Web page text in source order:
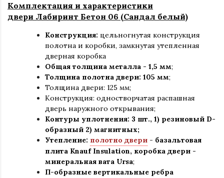
Комплектация и характеристики
двери Лабиринт Бетон 06 (Сандал белый)
Конструкция: цельногнутая конструкция
полотна и коробки, замкнутая утепленная
дверная коробка
Общая толщина металла - 1,5 мм;
Толщина полотна двери: 105 мм;
Толщина двери: 125 мм;
Конструкция: одностворчатая распашная
дверь наружного открывания;
Контуры уплотнения: 3 шт., 1) резиновый D-
образный 2) магнитных;
Утепление: полотно двери - базальтовая
плита Knauf Insulation, коробка двери -
минеральная вата Ursa;
П-образные вертикальные ребра